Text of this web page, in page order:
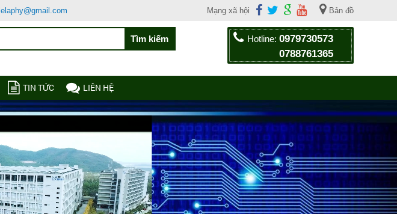
lelaphy@gmail.com Bản đồ
Mạng xã hội
Hotline: 0979730573
0788761365
TIN TỨC LIÊN HỆ